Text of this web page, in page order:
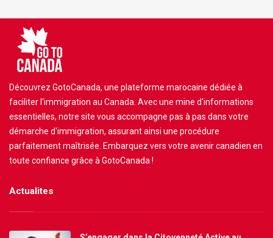
Découvrez GotoCanada, une plateforme marocaine dédiée à
faciliter l'immigration au Canada. Avec une mine d'informations
essentielles, notre site vous accompagne pas à pas dans votre
démarche d'immigration, assurant ainsi une procédure
parfaitement maîtrisée. Embarquez vers votre avenir canadien en
toute confiance grâce à GotoCanada !
Actualites